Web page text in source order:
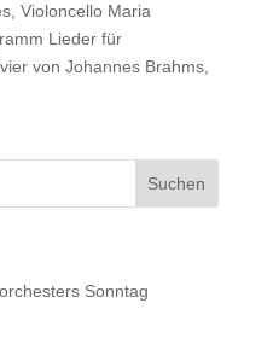
Violoncello Maria
Lieder für
von Johannes Brahms,
Sonntag